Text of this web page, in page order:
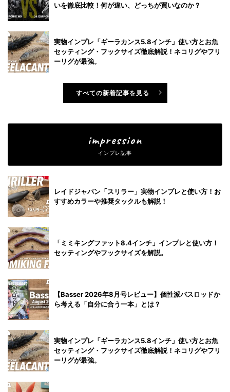
いを徹底比較！何が違い、どっちが買いなのか？
実物インプレ「ギーラカンス5.8インチ」使い方とお魚
セッティング・フックサイズ徹底解説！ネコリグやフリ
ーリグが最強。
すべての新着記事を見る
インプレ記事
impression
レイドジャパン「スリラー」実物インプレと使い方！お
すすめカラーや推奨タックルも解説！
「ミミキングファット8.4インチ」インプレと使い方！
セッティングやフックサイズを解説。
【Basser 2026年8月号レビュー】個性派バスロッドか
ら考える「自分に合う一本」とは？
実物インプレ「ギーラカンス5.8インチ」使い方とお魚
セッティング・フックサイズ徹底解説！ネコリグやフリ
ーリグが最強。